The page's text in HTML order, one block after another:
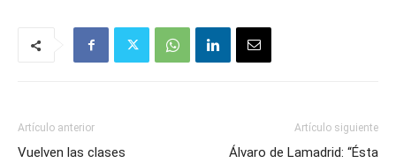
Artículo anterior
Vuelven las clases
Artículo siguiente
Álvaro de Lamadrid: “Ésta